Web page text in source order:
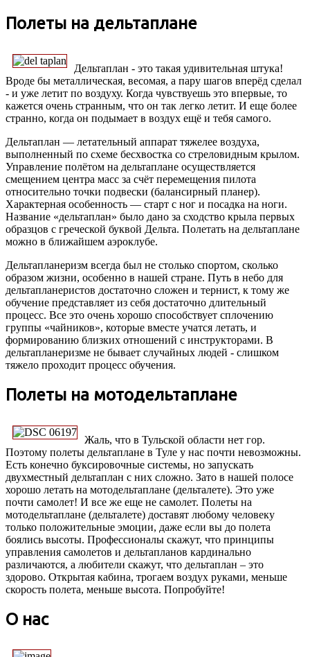
Полеты на дельтаплане
Дельтаплан - это такая удивительная штука!
Вроде бы металлическая, весомая, а пару шагов вперёд сделал
- и уже летит по воздуху. Когда чувствуешь это впервые, то
кажется очень странным, что он так легко летит. И еще более
странно, когда он подымает в воздух ещё и тебя самого.
Дельтаплан — летательный аппарат тяжелее воздуха,
выполненный по схеме бесхвостка со стреловидным крылом.
Управление полётом на дельтаплане осуществляется
смещением центра масс за счёт перемещения пилота
относительно точки подвески (балансирный планер).
Характерная особенность — старт с ног и посадка на ноги.
Название «дельтаплан» было дано за сходство крыла первых
образцов с греческой буквой Дельта. Полетать на дельтаплане
можно в ближайшем аэроклубе.
Дельтапланеризм всегда был не столько спортом, сколько
образом жизни, особенно в нашей стране. Путь в небо для
дельтапланеристов достаточно сложен и тернист, к тому же
обучение представляет из себя достаточно длительный
процесс. Все это очень хорошо способствует сплочению
группы «чайников», которые вместе учатся летать, и
формированию близких отношений с инструкторами. В
дельтапланеризме не бывает случайных людей - слишком
тяжело проходит процесс обучения.
Полеты на мотодельтаплане
Жаль, что в Тульской области нет гор.
Поэтому полеты дельтаплане в Туле у нас почти невозможны.
Есть конечно буксировочные системы, но запускать
двухместный дельтаплан с них сложно. Зато в нашей полосе
хорошо летать на мотодельтаплане (дельталете). Это уже
почти самолет! И все же еще не самолет. Полеты на
мотодельтаплане (дельталете) доставят любому человеку
только положительные эмоции, даже если вы до полета
боялись высоты. Профессионалы скажут, что принципы
управления самолетов и дельтапланов кардинально
различаются, а любители скажут, что дельтаплан – это
здорово. Открытая кабина, трогаем воздух руками, меньше
скорость полета, меньше высота. Попробуйте!
О нас